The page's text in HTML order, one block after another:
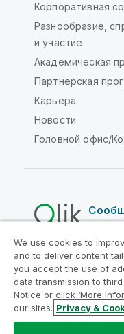
Корпоративная
Разнообразие,
и участие
Академическая
Партнерская
Карьера
Новости
Головной офис/
Юридические
Условия
Legal Policies
Условия
Do Not Share My Info
We use cookies to
and to deliver content
you accept the use of
data transmission to
Notice or click ‘More
our sites. Privacy &